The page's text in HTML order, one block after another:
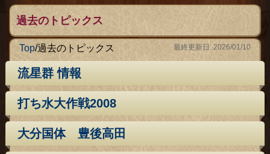
過去のトピックス
Top/過去のトピックス 最終更新日: 2026/01/10
流星群 情報
打ち水大作戦2008
大分国体 豊後高田